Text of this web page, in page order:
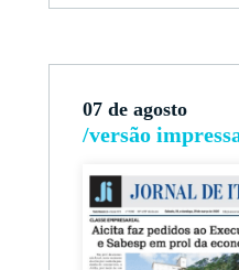
07 de agosto
/versão